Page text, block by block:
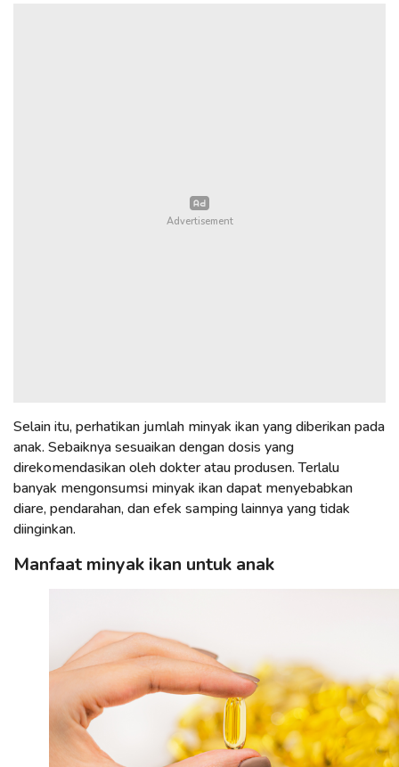
Selain itu, perhatikan jumlah minyak ikan yang diberikan pada
anak. Sebaiknya sesuaikan dengan dosis yang
direkomendasikan oleh dokter atau produsen. Terlalu
banyak mengonsumsi minyak ikan dapat menyebabkan
diare, pendarahan, dan efek samping lainnya yang tidak
diinginkan.
Manfaat minyak ikan untuk anak